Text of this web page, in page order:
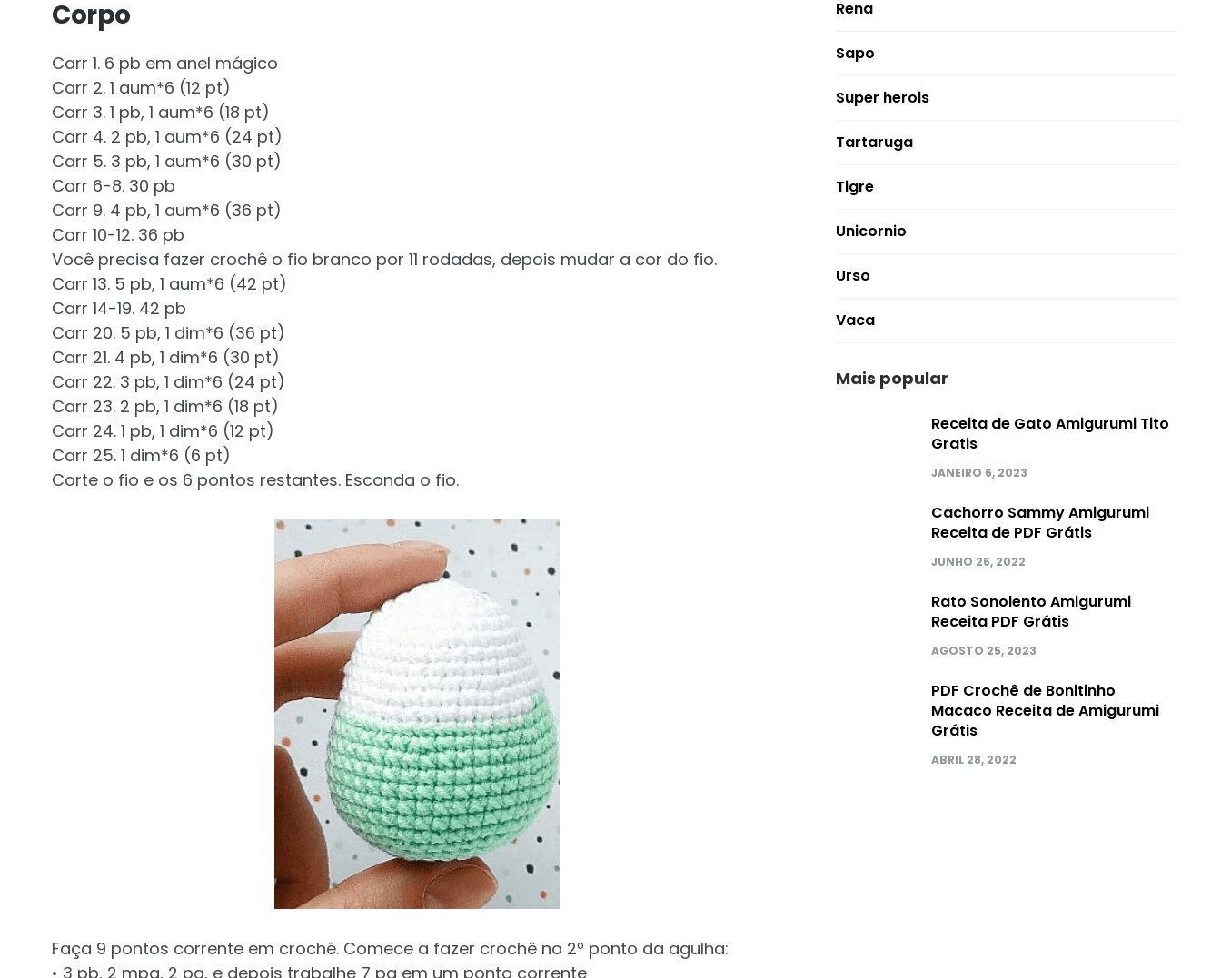
Corpo
Carr 1. 6 pb em anel mágico
Carr 2. 1 aum*6 (12 pt)
Carr 3. 1 pb, 1 aum*6 (18 pt)
Carr 4. 2 pb, 1 aum*6 (24 pt)
Carr 5. 3 pb, 1 aum*6 (30 pt)
Carr 6-8. 30 pb
Carr 9. 4 pb, 1 aum*6 (36 pt)
Carr 10-12. 36 pb
Você precisa fazer crochê o fio branco por 11 rodadas, depois mudar a cor do fio.
Carr 13. 5 pb, 1 aum*6 (42 pt)
Carr 14-19. 42 pb
Carr 20. 5 pb, 1 dim*6 (36 pt)
Carr 21. 4 pb, 1 dim*6 (30 pt)
Carr 22. 3 pb, 1 dim*6 (24 pt)
Carr 23. 2 pb, 1 dim*6 (18 pt)
Carr 24. 1 pb, 1 dim*6 (12 pt)
Carr 25. 1 dim*6 (6 pt)
Corte o fio e os 6 pontos restantes. Esconda o fio.
Faça 9 pontos corrente em crochê. Comece a fazer crochê no 2º ponto da agulha:
• 3 pb, 2 mpa, 2 pa, e depois trabalhe 7 pa em um ponto corrente
Rena
Sapo
Super herois
Tartaruga
Tigre
Unicornio
Urso
Vaca
Mais popular
Receita de Gato Amigurumi Tito
Gratis
JANEIRO 6, 2023
Cachorro Sammy Amigurumi
Receita de PDF Grátis
JUNHO 26, 2022
Rato Sonolento Amigurumi
Receita PDF Grátis
AGOSTO 25, 2023
PDF Crochê de Bonitinho
Macaco Receita de Amigurumi
Grátis
ABRIL 28, 2022